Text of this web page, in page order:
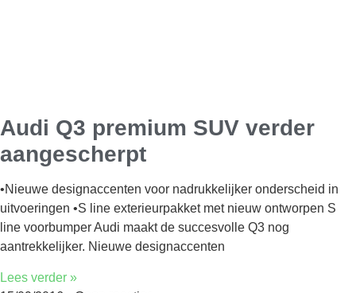
Audi Q3 premium SUV verder
aangescherpt
•Nieuwe designaccenten voor nadrukkelijker onderscheid in
uitvoeringen •S line exterieurpakket met nieuw ontworpen S
line voorbumper Audi maakt de succesvolle Q3 nog
aantrekkelijker. Nieuwe designaccenten
Lees verder »